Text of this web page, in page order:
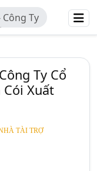
Công Ty
Cói
Ty Cổ
Cói Xuất
TÀI TRỢ